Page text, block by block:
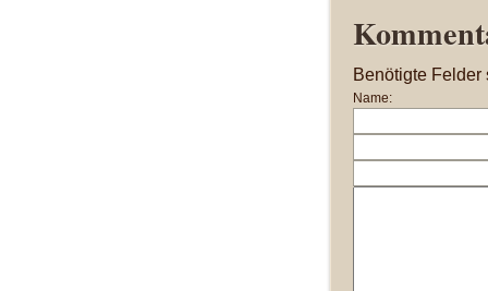
Benötigte Felder
Name: